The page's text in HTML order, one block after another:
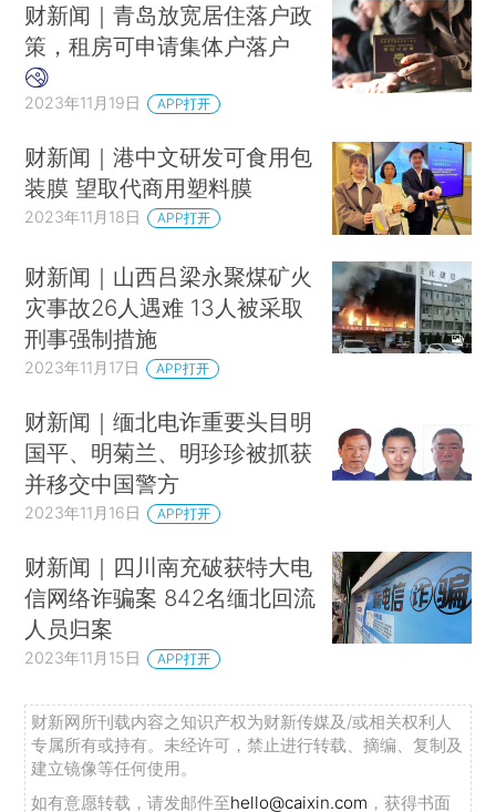
财新闻｜青岛放宽居住落户政
策，租房可申请集体户落户
2023年11月19日 APP打开
财新闻｜港中文研发可食用包
装膜 望取代商用塑料膜
2023年11月18日 APP打开
财新闻｜山西吕梁永聚煤矿火
灾事故26人遇难 13人被采取
刑事强制措施
2023年11月17日 APP打开
财新闻｜缅北电诈重要头目明
国平、明菊兰、明珍珍被抓获
并移交中国警方
2023年11月16日 APP打开
财新闻｜四川南充破获特大电
信网络诈骗案 842名缅北回流
人员归案
2023年11月15日 APP打开
财新网所刊载内容之知识产权为财新传媒及/或相关权利人
专属所有或持有。未经许可，禁止进行转载、摘编、复制及
建立镜像等任何使用。
如有意愿转载，请发邮件至hello@caixin.com ，获得书面